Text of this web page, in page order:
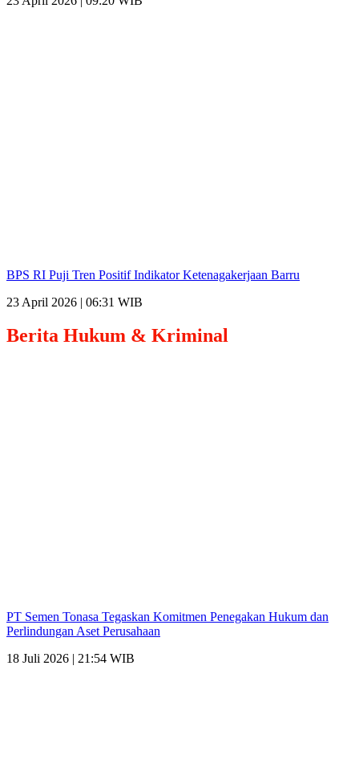
BPS RI Puji Tren Positif Indikator Ketenagakerjaan Barru
23 April 2026 | 06:31 WIB
Berita Hukum & Kriminal
PT Semen Tonasa Tegaskan Komitmen Penegakan Hukum dan
Perlindungan Aset Perusahaan
18 Juli 2026 | 21:54 WIB